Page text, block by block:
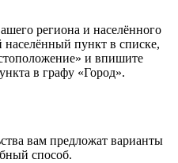
региона и населённого
пункт в списке,
и впишите
в графу «Город».
вам предложат варианты
способ.